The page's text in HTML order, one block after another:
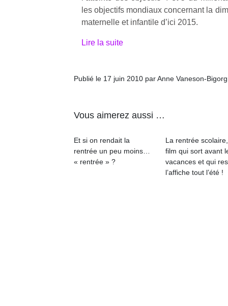
les objectifs mondiaux concernant la
maternelle et infantile d’ici 2015.
Lire la suite
Publié le 17 juin 2010 par Anne Vaneson-
Vous aimerez aussi …
Et si on rendait la
rentrée un peu moins…
« rentrée » ?
La rentrée
film qui sort avant
vacances et qui
l’affiche tout l’été !